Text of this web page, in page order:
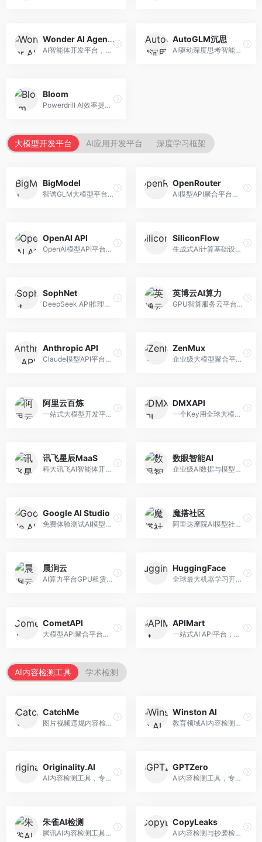
Wonder AI Agents
AI智能体开发平台，专注于低代码智能体创建。面向开发者，提供可视化开发、模板库、部署服务等功能，开发门槛低。
AutoGLM沉思
AI驱动深度思考智能体，专注于复杂推理任务。面向高级用户，提供深度分析、逻辑推理、决策支持等服务，推理能力强。
Bloom
Powerdrill AI效率提升平台，专注于企业智能化。面向企业用户，提供智能体创建、流程自动化、数据分析等服务，企业效率提升显著。
大模型开发平台 AI应用开发平台 深度学习框架
BigModel
智谱GLM大模型平台，提供API调用与模型服务。面向开发者和企业用户，提供GLM系列模型API、微调服务、应用开发工具等，开源生态完善。
OpenRouter
AI模型API聚合平台，整合多种主流大模型。面向开发者，提供统一API接口、模型对比、成本优化等服务，模型选择灵活。
OpenAI API
OpenAI模型API平台，提供GPT系列模型服务。面向开发者，提供模型API、微调服务、Assistants API等，是AI开发领域的基础设施。
SiliconFlow
生成式AI计算基础设施平台，专注于模型推理服务。面向开发者和企业，提供多模型API、高性能推理、成本优化等服务，推理性价比高。
SophNet
DeepSeek API推理平台，专注于DeepSeek模型服务。面向开发者，提供DeepSeek模型API、高性能推理、低成本服务，推理效率高。
英博云AI算力
GPU智算服务云平台，专注于AI算力租赁。面向AI研究者和企业，提供GPU租赁、模型训练、推理服务等，算力资源丰富。
Anthropic API
Claude模型API平台，专注于安全可靠的AI服务。面向开发者，提供Claude系列模型API、安全特性、企业级服务等，API质量高。
ZenMux
企业级大模型聚合平台，专注于企业AI服务。面向企业用户，提供多模型管理、安全合规、成本优化等服务，企业级功能完善。
阿里云百炼
一站式大模型开发平台，深度整合阿里云服务。面向企业开发者和AI团队，提供模型训练、微调、部署、应用开发等全流程服务，企业级功能完善。
DMXAPI
一个Key用全球大模型的聚合平台。面向开发者，提供多模型统一API、简化接入、成本控制等服务，接入便捷。
讯飞星辰MaaS
科大讯飞AI智能体开发平台，专注于企业级模型服务。面向企业用户，提供模型调用、智能体创建、行业解决方案等服务，中文能力突出。
数眼智能AI
企业级AI数据与模型服务平台，专注于数据驱动AI。面向企业用户，提供数据管理、模型训练、部署服务等，数据治理能力强。
Google AI Studio
免费体验测试AI模型的平台，深度整合Google生态。面向开发者和研究者，提供Gemini模型体验、API密钥管理、提示词测试等服务，免费使用。
魔搭社区
阿里达摩院AI模型社区，专注于中文AI生态。面向中文开发者，提供开源模型、数据集、开发工具等资源，中文模型丰富。
晨涧云
AI算力平台GPU租赁服务，专注于弹性算力。面向开发者和研究者，提供GPU租赁、弹性调度、成本优化等服务，算力灵活。
HuggingFace
全球最大机器学习开源社区，整合模型库与开发工具。面向AI研究者和开发者，提供开源模型、数据集、开发工具等资源，开源生态最完善。
CometAPI
大模型API聚合平台，整合多种AI模型服务。面向开发者，提供统一接口、模型切换、监控分析等服务，API管理便捷。
APIMart
一站式AI API平台，整合多种AI服务。面向开发者，提供模型API、图像处理、语音识别等服务，API种类丰富。
AI内容检测工具 学术检测
CatchMe
图片视频违规内容检测平台，专注于视觉内容安全。面向内容平台，提供图片审核、视频审核、直播监控等服务，视觉检测专业。
Winston AI
教育领域AI内容检测平台，专注于学术诚信。面向教育机构，提供AI内容检测、抄袭检测、报告生成等服务，教育适配性强。
Originality.AI
AI内容检测工具，专注于内容原创性验证。面向内容创作者和出版商，提供AI检测、抄袭检测、批量分析等服务，检测精度高。
GPTZero
AI内容检测工具，专注于AI生成文本识别。面向教育工作者和出版商，提供文本检测、批量分析、API接口等服务，检测准确率高。
朱雀AI检测
腾讯AI内容检测工具，专注于中文内容识别。面向中文用户，提供AI内容检测、文本分析、报告生成等服务，中文检测专业。
CopyLeaks
AI内容检测与抄袭检测平台，专注于内容原创性验证。面向教育机构和出版商，提供AI检测、抄袭检测、多语言支持等服务，检测全面。